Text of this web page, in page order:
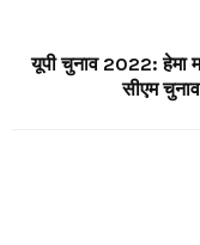
यूपी चुनाव 2022: हेमा
सीएम